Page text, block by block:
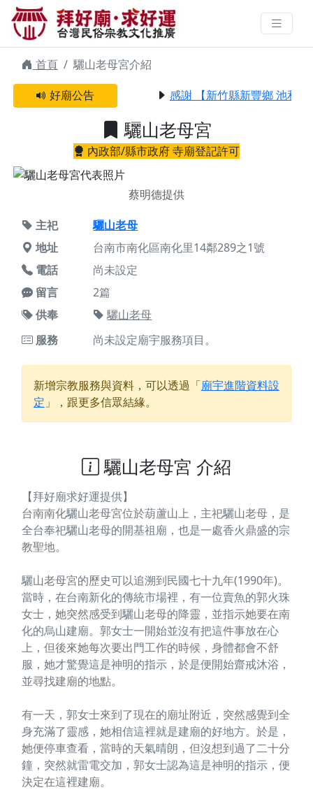
驪山老母宮 | 拜好廟求好運 找到與
您有緣的信仰
首頁
驪山老母宮介紹
好廟公告
感謝 【新竹縣新豐鄉 池和宮
驪山老母宮
內政部/縣市政府 寺廟登記許可
蔡明德提供
主祀
驪山老母
地址
台南市南化區南化里14鄰289之1號
電話
尚未設定
留言
2篇
供奉
驪山老母
服務
尚未設定廟宇服務項目。
新增宗教服務與資料，可以透過「廟宇進階資料設
定 」，跟更多信眾結緣。
驪山老母宮 介紹
【拜好廟求好運提供】
台南南化驪山老母宮位於葫蘆山上，主祀驪山老母，是
全台奉祀驪山老母的開基祖廟，也是一處香火鼎盛的宗
教聖地。
驪山老母宮的歷史可以追溯到民國七十九年(1990年)。
當時，在台南新化的傳統市場裡，有一位賣魚的郭火珠
女士，她突然感受到驪山老母的降靈，並指示她要在南
化的烏山建廟。郭女士一開始並沒有把這件事放在心
上，但後來她每次要出門工作的時候，身體都會不舒
服，她才驚覺這是神明的指示，於是便開始齋戒沐浴，
並尋找建廟的地點。
有一天，郭女士來到了現在的廟址附近，突然感覺到全
身充滿了靈感，她相信這裡就是建廟的好地方。於是，
她便停車查看，當時的天氣晴朗，但沒想到過了二十分
鐘，突然就雷電交加，郭女士認為這是神明的指示，便
決定在這裡建廟。